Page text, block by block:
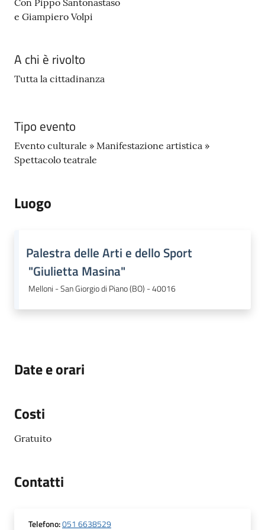
Con Pippo Santonastaso
e Giampiero Volpi
A chi è rivolto
Tutta la cittadinanza
Tipo evento
Evento culturale » Manifestazione artistica »
Spettacolo teatrale
Luogo
Palestra delle Arti e dello Sport
"Giulietta Masina"
Melloni - San Giorgio di Piano (BO) - 40016
Date e orari
Costi
Gratuito
Contatti
Telefono:051 6638529